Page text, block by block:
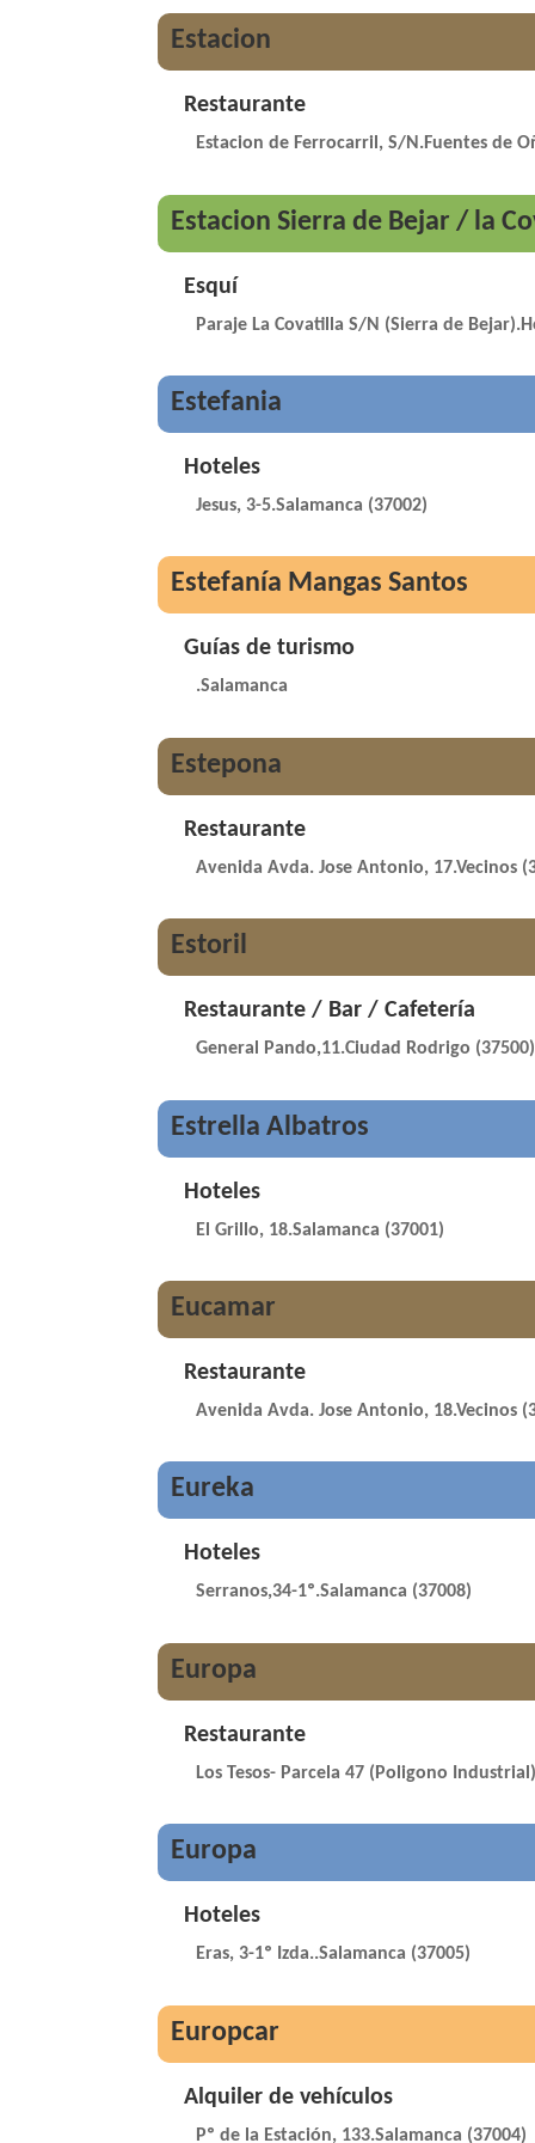
Estacion
Restaurante
Estacion de Ferrocarril, S/N.Fuentes de
Estacion Sierra de Bejar / la
Esquí
Paraje La Covatilla S/N (Sierra de
Estefania
Hoteles
Jesus, 3-5.Salamanca (37002)
Estefanía Mangas Santos
Guías de turismo
.Salamanca
Estepona
Restaurante
Avenida Avda. Jose Antonio, 17.Vecinos
Estoril
Restaurante / Bar / Cafetería
General Pando,11.Ciudad Rodrigo (37500)
Estrella Albatros
Hoteles
El Grillo, 18.Salamanca (37001)
Eucamar
Restaurante
Avenida Avda. Jose Antonio, 18.Vecinos
Eureka
Hoteles
Serranos,34-1º.Salamanca (37008)
Europa
Restaurante
Los Tesos- Parcela 47 (Poligono
Europa
Hoteles
Eras, 3-1º Izda..Salamanca (37005)
Europcar
Alquiler de vehículos
Pº de la Estación, 133.Salamanca (37004)